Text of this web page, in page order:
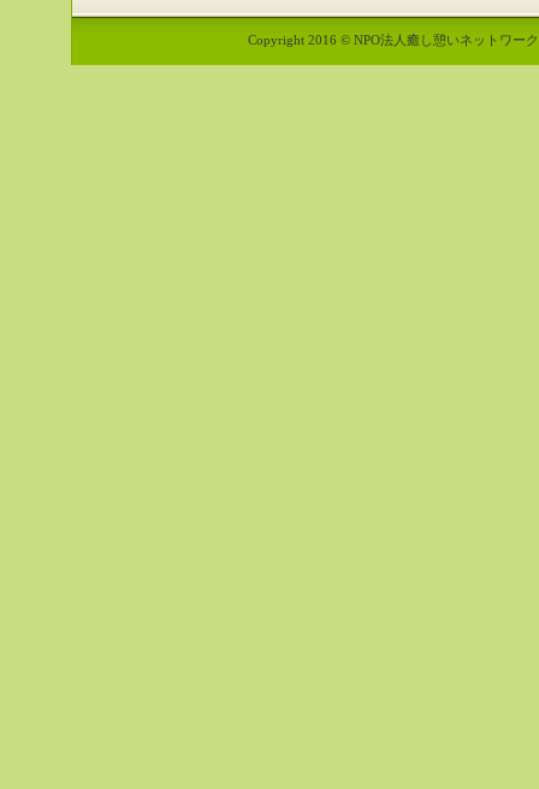
Copyright 2016 © NPO法人癒し憩いネットワー